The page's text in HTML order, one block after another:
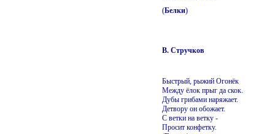
(Белки)
В. Стручков
Быстрый, рыжий Огонёк
Между ёлок прыг да скок.
Дубы грибами наряжает.
Детвору он обожает.
С ветки на ветку -
Просит конфетку.